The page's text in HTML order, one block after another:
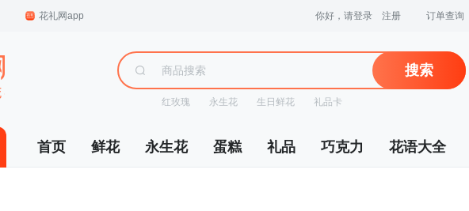
花礼网app 你好，请登录 注册 订单查询
搜索
红玫瑰 永生花 生日鲜花 礼品卡
首页 鲜花 永生花 蛋糕 礼品 巧克力 花语大全